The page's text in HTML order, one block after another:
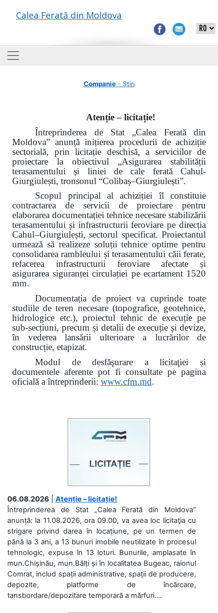
Calea Ferată din Moldova
Companie- Știri
Atenție – licitație!
Întreprinderea de Stat „Calea Ferată din
Moldova” anunță inițierea procedurii de achiziție
sectorială, prin licitație deschisă, a serviciilor de
proiectare la obiectivul „Asigurarea stabilității
terasamentului și liniei de cale ferată Cahul-
Giurgiulești, tronsonul “Colibaș–Giurgiulești”.
Scopul principal al achiziției îl constituie
contractarea de servicii de proiectare pentru
elaborarea documentației tehnice necesare stabilizării
terasamentului și infrastructurii feroviare pe direcția
Cahul–Giurgiulești, sectorul specificat. Proiectantul
urmează să realizeze soluții tehnice optime pentru
consolidarea rambleului și terasamentului căii ferate,
refacerea infrastructurii feroviare afectate și
asigurarea siguranței circulației pe ecartament 1520
mm.
Documentația de proiect va cuprinde toate
studiile de teren necesare (topografice, geotehnice,
hidrologice etc.), proiectul tehnic de execuție pe
sub-secțiuni, precum și detalii de execuție și devize,
în vederea lansării ulterioare a lucrărilor de
construcție, etapizat.
Modul de desfăşurare a licitaţiei și
documentele aferente pot fi consultate pe pagina
oficială a întreprinderii: www.cfm.md.
06.08.2026
Atenție – licitație!
Întreprinderea de Stat „Calea Ferată din Moldova”
anunță: la 11.08.2026, ora 09.00, va avea loc licitaţia cu
strigare privind darea în locațiune, pe un termen de
până la 3 ani, a 13 bunuri imobile neutilizate în procesul
tehnologic, expuse în 13 loturi. Bunurile, amplasate în
mun.Chișinău, mun.Bălți și în localitatea Bugeac, raionul
Comrat, includ spații administrative, spații de producere,
depozite, platforme de încărcare,
tansbordare/depozitare temporară a mărfuri....